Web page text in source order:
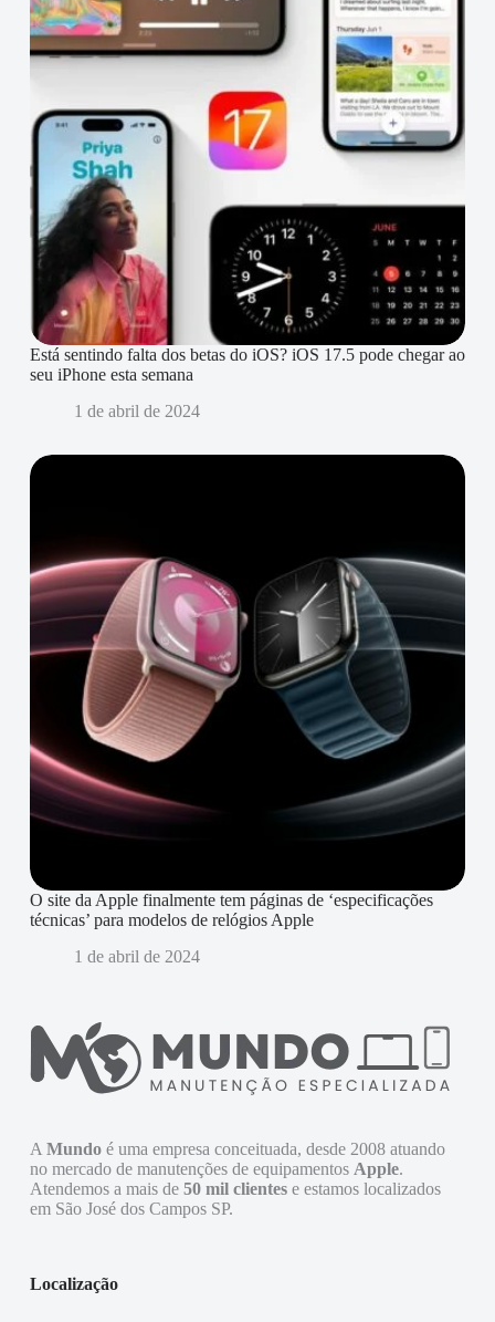
Está sentindo falta dos betas do iOS? iOS 17.5 pode chegar ao
seu iPhone esta semana
1 de abril de 2024
O site da Apple finalmente tem páginas de ‘especificações
técnicas’ para modelos de relógios Apple
1 de abril de 2024
A Mundoé uma empresa conceituada, desde 2008 atuando
no mercado de manutenções de equipamentos Apple.
Atendemos a mais de 50 mil clientese estamos localizados
em São José dos Campos SP.
Localização